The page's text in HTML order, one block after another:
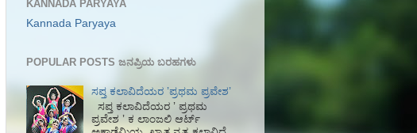
KANNADA PARYAYA
Kannada Paryaya
POPULAR POSTS ಜನಪ್ರಿಯ ಬರಹಗಳು
ಸಪ್ತ ಕಲಾವಿದೆಯರ ʼಪ್ರಥಮ ಪ್ರವೇಶʼ
ಸಪ್ತ ಕಲಾವಿದೆಯರ ʼ ಪ್ರಥಮ
ಪ್ರವೇಶ ʼ ಕ ಲಾಂಜಲಿ ಆರ್ಟ್